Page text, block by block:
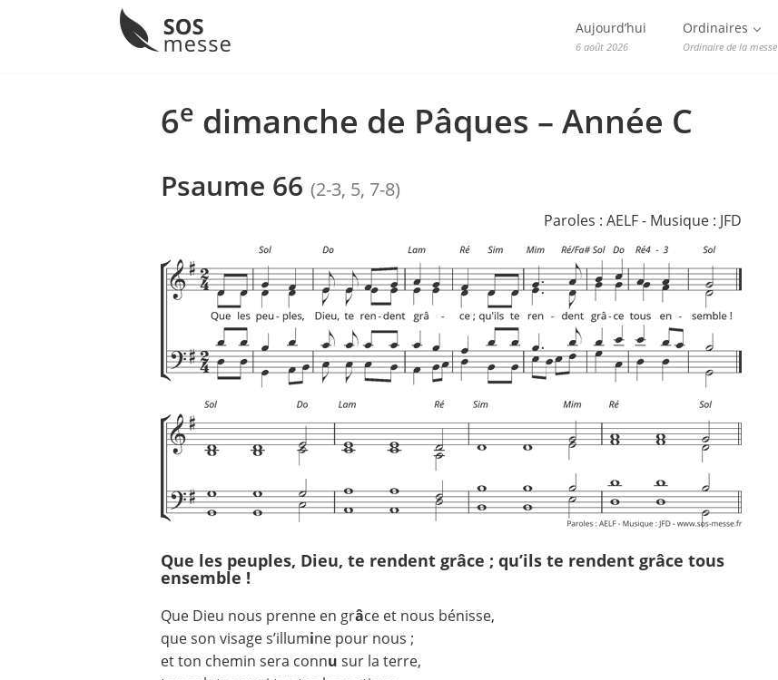
Menu Aujourd’hui
6 août 2026
Ordinaires
Ordinaire de la messe
6e dimanche de Pâques – Année C
Psaume 66 (2-3, 5, 7-8)
Paroles : AELF - Musique : JFD
Que les peuples, Dieu, te rendent grâce ; qu’ils te rendent grâce tous
ensemble !
Que Dieu nous prenne en grâce et nous bénisse,
que son visage s’illumine pour nous ;
et ton chemin sera connu sur la terre,